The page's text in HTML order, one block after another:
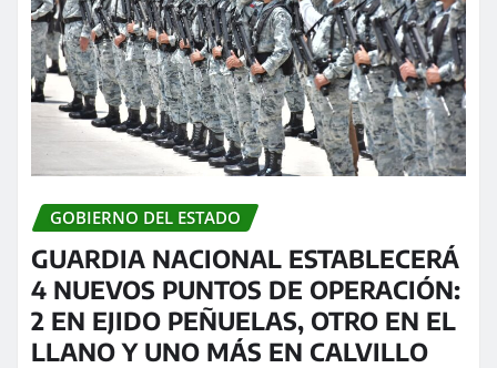
GOBIERNO DEL ESTADO
GUARDIA NACIONAL ESTABLECERÁ
4 NUEVOS PUNTOS DE OPERACIÓN:
2 EN EJIDO PEÑUELAS, OTRO EN EL
LLANO Y UNO MÁS EN CALVILLO